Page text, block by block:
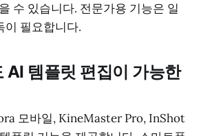
수 있습니다. 전문가용 기능은 일
이 필요합니다.
AI 템플릿 편집이 가능한
모바일, KineMaster Pro, InShot